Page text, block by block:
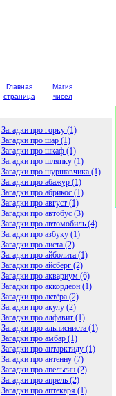
Главная
страница
Магия
чисел
Загадки про горку (1)
Загадки про шар (1)
Загадки про шкаф (1)
Загадки про шляпку (1)
Загадки про шуршавчика (1)
Загадки про абажур (1)
Загадки про абрикос (1)
Загадки про август (1)
Загадки про автобус (3)
Загадки про автомобиль (4)
Загадки про азбуку (1)
Загадки про аиста (2)
Загадки про айболита (1)
Загадки про айсберг (2)
Загадки про аквариум (6)
Загадки про аккордеон (1)
Загадки про актёра (2)
Загадки про акулу (2)
Загадки про алфавит (1)
Загадки про альписниста (1)
Загадки про амбар (1)
Загадки про антарктиду (1)
Загадки про антенну (7)
Загадки про апельсин (2)
Загадки про апрель (2)
Загадки про аптекаря (1)